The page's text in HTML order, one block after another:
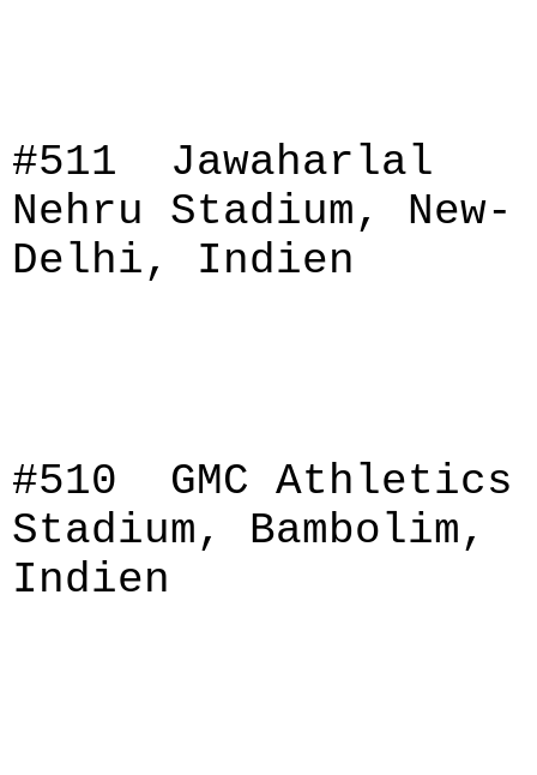
#511 Jawaharlal
Nehru Stadium, New-
Delhi, Indien
#510 GMC Athletics
Stadium, Bambolim,
Indien